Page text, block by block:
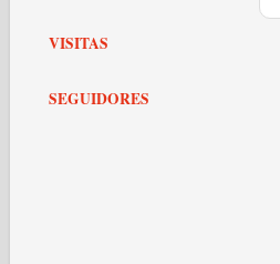
VISITAS
SEGUIDORES